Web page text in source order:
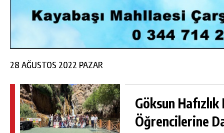
28 AĞUSTOS 2022 PAZAR
Göksun Hafızlık
Öğrencilerine
GÜNLÜK HABER AKIŞI
GÖKSUN HAFIZLIK KIZ KUR’AN KURSU
ÖĞRENCILERINE DARENDE GEZISI.